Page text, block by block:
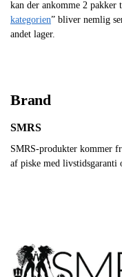
kan der ankomme 2
kategorien” bliver nemlig
andet lager.
Brand
SMRS
SMRS-produkter kommer
af piske med